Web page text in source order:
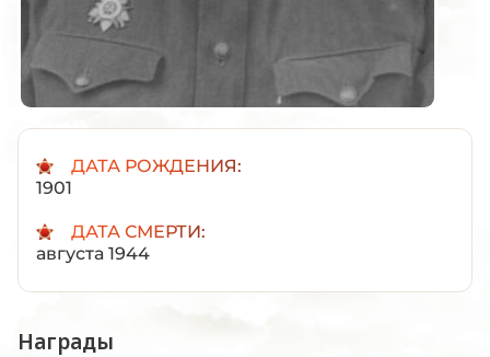
ДАТА РОЖДЕНИЯ:
1901
ДАТА СМЕРТИ:
августа 1944
Награды